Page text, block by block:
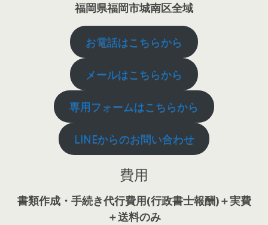
福岡県福岡市城南区全域
お電話はこちらから
メールはこちらから
専用フォームはこちらから
LINEからのお問い合わせ
費用
書類作成・手続き代行費用(行政書士報酬)＋実費
＋送料のみ